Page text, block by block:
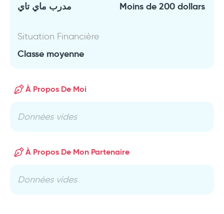
مدرب ماي تاي Moins de 200 dollars
Situation Financière
Classe moyenne
À Propos De Moi
Données vides
À Propos De Mon Partenaire
Données vides